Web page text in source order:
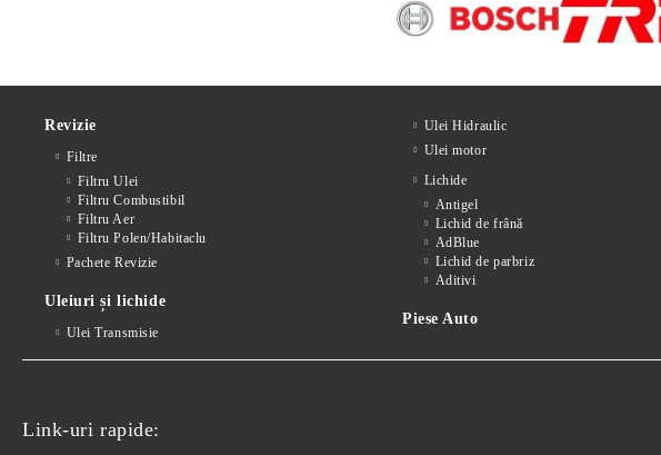
Revizie
Filtre
Filtru Ulei
Filtru Combustibil
Filtru Aer
Filtru Polen/Habitaclu
Pachete Revizie
Uleiuri și lichide
Ulei Transmisie
Ulei Hidraulic
Ulei motor
Lichide
Antigel
Lichid de frânǎ
AdBlue
Lichid de parbriz
Aditivi
Piese Auto
Link-uri rapide: